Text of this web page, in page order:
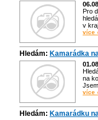
Pro
v
více
Hledám: Kamarádka
na
více
Hledám: Kamarádku